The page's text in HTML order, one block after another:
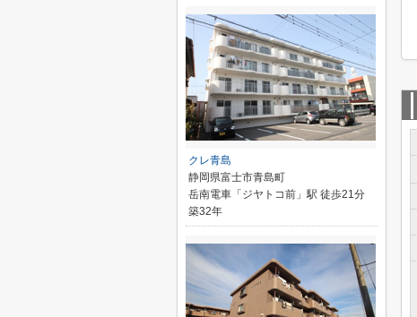
クレ青島
静岡県富士市青島町
岳南電車「ジヤトコ前」駅 徒歩21分
築32年